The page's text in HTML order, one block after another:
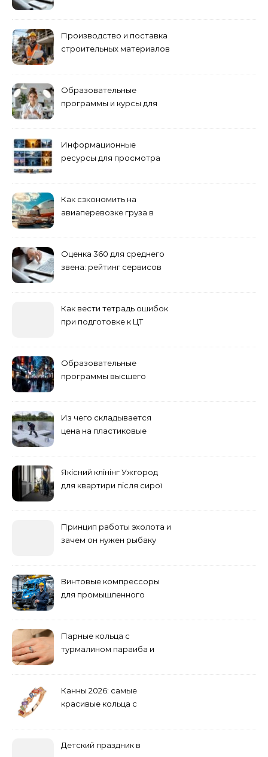
приобретения
Производство и поставка
строительных материалов
Образовательные
программы и курсы для
Информационные
ресурсы для просмотра
Как сэкономить на
авиаперевозке груза в
Оценка 360 для среднего
звена: рейтинг сервисов
Как вести тетрадь ошибок
при подготовке к ЦТ
Образовательные
программы высшего
Из чего складывается
цена на пластиковые
Якісний клінінг Ужгород
для квартири після сирої
Принцип работы эхолота и
зачем он нужен рыбаку
Винтовые компрессоры
для промышленного
Парные кольца с
турмалином параиба и
Канны 2026: самые
красивые кольца с
Детский праздник в